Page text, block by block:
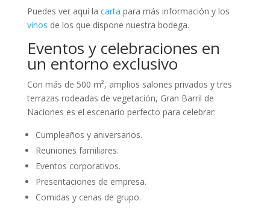
Puedes ver aquí la carta para más información y los
vinos de los que dispone nuestra bodega.
Eventos y celebraciones en
un entorno exclusivo
Con más de 500 m², amplios salones privados y tres
terrazas rodeadas de vegetación, Gran Barril de
Naciones es el escenario perfecto para celebrar:
Cumpleaños y aniversarios.
Reuniones familiares.
Eventos corporativos.
Presentaciones de empresa.
Comidas y cenas de grupo.